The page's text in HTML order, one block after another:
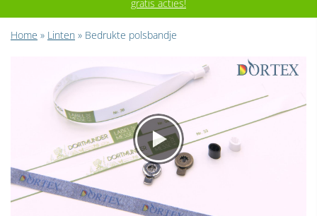
gratis acties!
Home » Linten » Bedrukte polsbandje